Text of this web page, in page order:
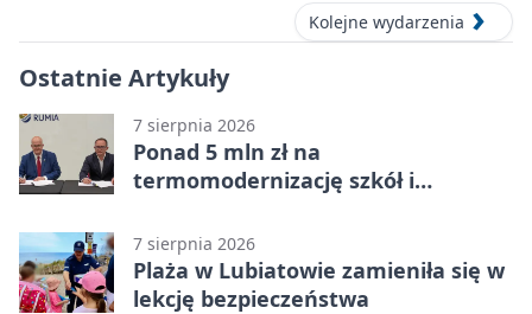
Kolejne wydarzenia
Ostatnie Artykuły
7 sierpnia 2026
Ponad 5 mln zł na
termomodernizację szkół i
7 sierpnia 2026
Plaża w Lubiatowie zamieniła się w
lekcję bezpieczeństwa